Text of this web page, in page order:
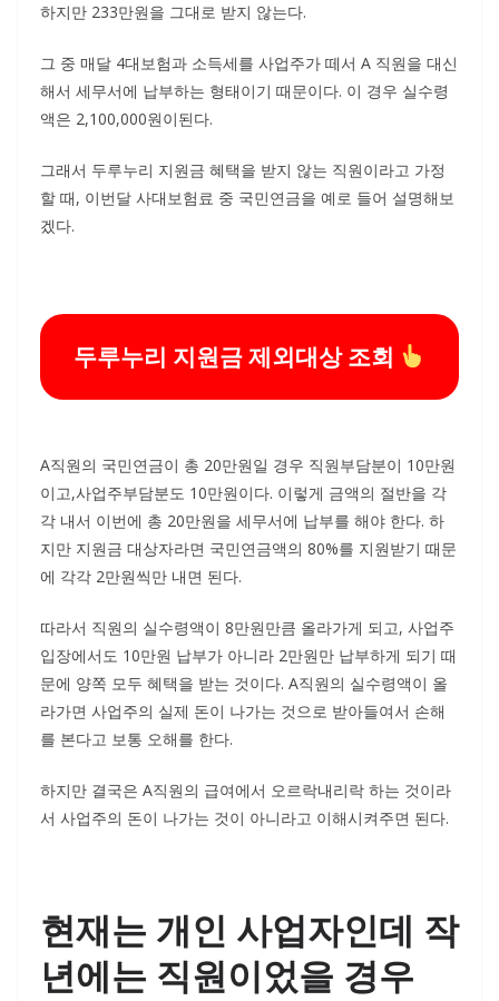
하지만 233만원을 그대로 받지 않는다.
그 중 매달 4대보험과 소득세를 사업주가 떼서 A 직원을 대신
해서 세무서에 납부하는 형태이기 때문이다. 이 경우 실수령
액은 2,100,000원이된다.
그래서 두루누리 지원금 혜택을 받지 않는 직원이라고 가정
할 때, 이번달 사대보험료 중 국민연금을 예로 들어 설명해보
겠다.
두루누리 지원금 제외대상 조회
A직원의 국민연금이 총 20만원일 경우 직원부담분이 10만원
이고,사업주부담분도 10만원이다. 이렇게 금액의 절반을 각
각 내서 이번에 총 20만원을 세무서에 납부를 해야 한다. 하
지만 지원금 대상자라면 국민연금액의 80%를 지원받기 때문
에 각각 2만원씩만 내면 된다.
따라서 직원의 실수령액이 8만원만큼 올라가게 되고, 사업주
입장에서도 10만원 납부가 아니라 2만원만 납부하게 되기 때
문에 양쪽 모두 혜택을 받는 것이다. A직원의 실수령액이 올
라가면 사업주의 실제 돈이 나가는 것으로 받아들여서 손해
를 본다고 보통 오해를 한다.
하지만 결국은 A직원의 급여에서 오르락내리락 하는 것이라
서 사업주의 돈이 나가는 것이 아니라고 이해시켜주면 된다.
현재는 개인 사업자인데 작
년에는 직원이었을 경우